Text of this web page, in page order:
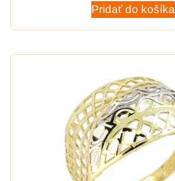
Pridať do košíka